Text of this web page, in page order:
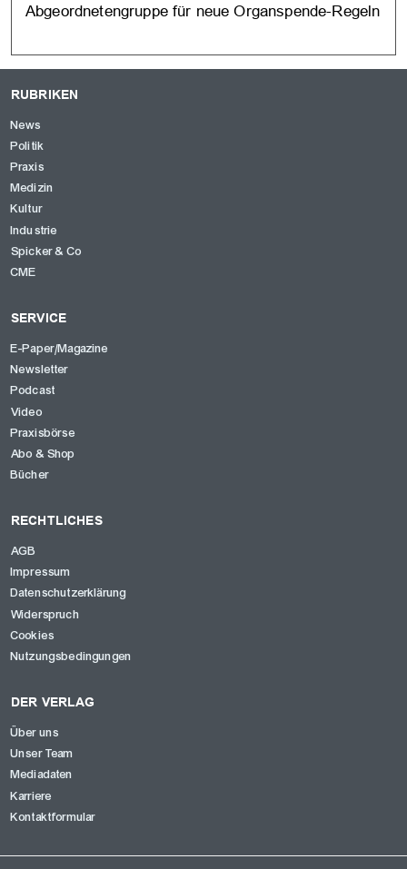
Abgeordnetengruppe für neue Organspende-Regeln
RUBRIKEN
News
Politik
Praxis
Medizin
Kultur
Industrie
Spicker & Co
CME
SERVICE
E-Paper/Magazine
Newsletter
Podcast
Video
Praxisbörse
Abo & Shop
Bücher
RECHTLICHES
AGB
Impressum
Datenschutzerklärung
Widerspruch
Cookies
Nutzungsbedingungen
DER VERLAG
Über uns
Unser Team
Mediadaten
Karriere
Kontaktformular